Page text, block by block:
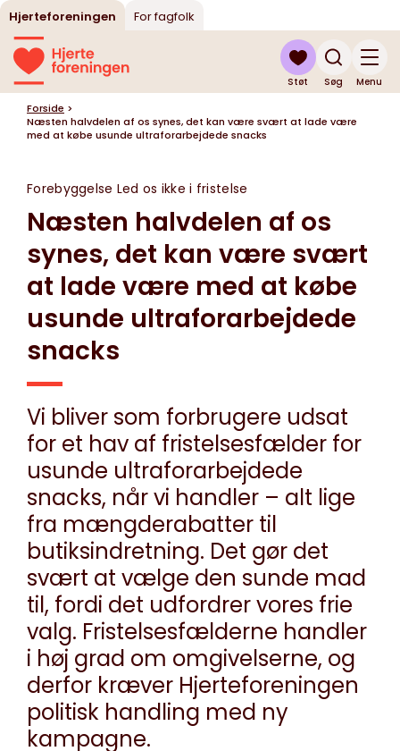
Hjerteforeningen For fagfolk
Søg
Støt Menu
Forside >
Næsten halvdelen af os synes, det kan være svært at lade være
med at købe usunde ultraforarbejdede snacks
Forebyggelse Led os ikke i fristelse
Næsten halvdelen af os
synes, det kan være svært
at lade være med at købe
usunde ultraforarbejdede
snacks
Vi bliver som forbrugere udsat
for et hav af fristelsesfælder for
usunde ultraforarbejdede
snacks, når vi handler – alt lige
fra mængderabatter til
butiksindretning. Det gør det
svært at vælge den sunde mad
til, fordi det udfordrer vores frie
valg. Fristelsesfælderne handler
i høj grad om omgivelserne, og
derfor kræver Hjerteforeningen
politisk handling med ny
kampagne.